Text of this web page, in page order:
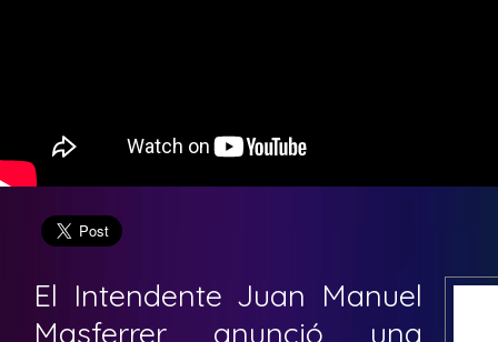
El Intendente Juan Manuel
Masferrer anunció una